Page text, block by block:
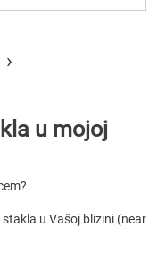
›
u mojoj
u Vašoj blizini (near